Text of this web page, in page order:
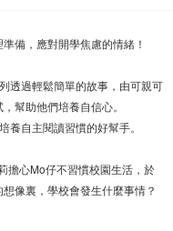
備，應對開學焦慮的情緒！
透過輕鬆簡單的故事，由可親可
幫助他們培養自信心。
自主閱讀習慣的好幫手。
擔心Mo仔不習慣校園生活，於
像裏，學校會發生什麼事情？